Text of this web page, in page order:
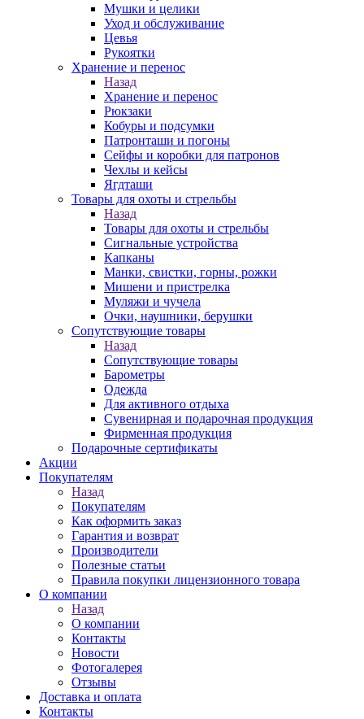
Мушки и целики
Уход и обслуживание
Цевья
Рукоятки
Хранение и перенос
Назад
Хранение и перенос
Рюкзаки
Кобуры и подсумки
Патронташи и погоны
Сейфы и коробки для патронов
Чехлы и кейсы
Ягдташи
Товары для охоты и стрельбы
Назад
Товары для охоты и стрельбы
Сигнальные устройства
Капканы
Манки, свистки, горны, рожки
Мишени и пристрелка
Муляжи и чучела
Очки, наушники, берушки
Сопутствующие товары
Назад
Сопутствующие товары
Барометры
Одежда
Для активного отдыха
Сувенирная и подарочная продукция
Фирменная продукция
Подарочные сертификаты
Акции
Покупателям
Назад
Покупателям
Как оформить заказ
Гарантия и возврат
Производители
Полезные статьи
Правила покупки лицензионного товара
О компании
Назад
О компании
Контакты
Новости
Фотогалерея
Отзывы
Доставка и оплата
Контакты